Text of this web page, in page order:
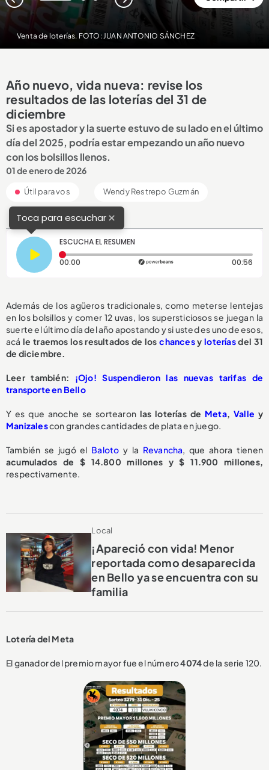
Venta de loterías. FOTO: JUAN ANTONIO SÁNCHEZ
Año nuevo, vida nueva: revise los
resultados de las loterías del 31 de
diciembre
Si es apostador y la suerte estuvo de su lado en el último
día del 2025, podría estar empezando un año nuevo
con los bolsillos llenos.
01 de enero de 2026
Útil para vos Wendy Restrepo Guzmán
Toca para escuchar×
ESCUCHA EL RESUMEN
00:00 Tiempo transcurrido: 0 segundos 00:56
Además de los agüeros tradicionales, como meterse lentejas
en los bolsillos y comer 12 uvas, los supersticiosos se juegan la
suerte el último día del año apostando y si usted es uno de esos,
acále traemos los resultados de loschancesyloteríasdel 31
de diciembre.
Leer también: ¡Ojo! Suspendieron las nuevas tarifas de
transporte en Bello
Y es que anoche se sortearonlas loterías de Meta, Valle y
Manizalescon grandes cantidades de plata en juego.
También se jugó el Baloto y la Revancha, que ahora tienen
acumulados de $ 14.800 millones y $ 11.900 millones,
respectivamente.
Local
¡Apareció con vida! Menor
reportada como desaparecida
en Bello ya se encuentra con su
familia
Lotería del Meta
El ganador del premio mayor fue el número4074de la serie 120.